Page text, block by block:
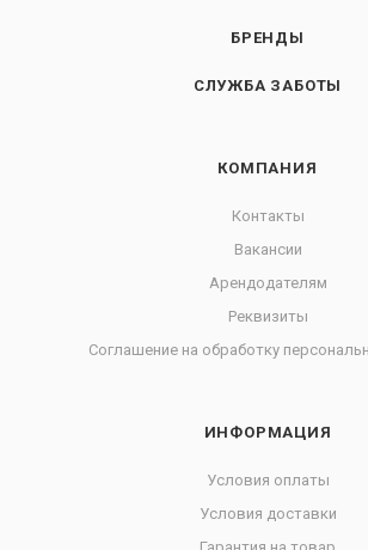
БРЕНДЫ
СЛУЖБА ЗАБОТЫ
КОМПАНИЯ
Контакты
Вакансии
Арендодателям
Реквизиты
Соглашение на обработку
ИНФОРМАЦИЯ
Условия оплаты
Условия доставки